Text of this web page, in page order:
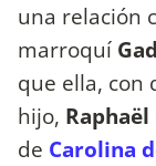
una relación
marroquí
que ella, con
hijo,
de Carolina